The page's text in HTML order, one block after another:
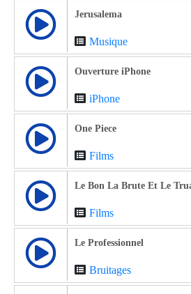
Jerusalema
Musique
Ouverture iPhone
iPhone
One Piece
Films
Le Bon La Brute Et Le
Films
Le Professionnel
Bruitages